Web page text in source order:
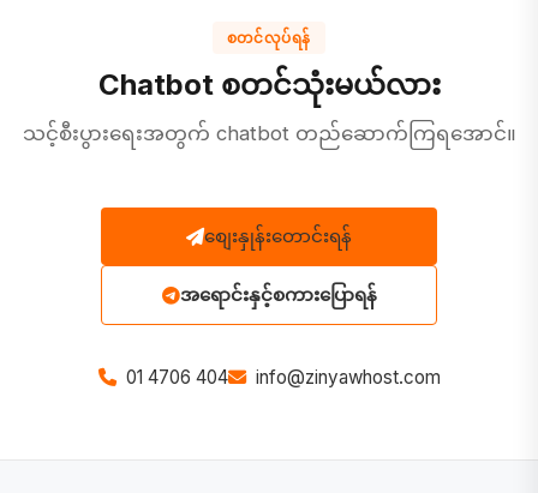
စတင်လုပ်ရန်
Chatbot စတင်သုံးမယ်လား
သင့်စီးပွားရေးအတွက် chatbot တည်ဆောက်ကြရအောင်။
စျေးနှုန်းတောင်းရန်
အရောင်းနှင့်စကားပြောရန်
01 4706 404 info@zinyawhost.com